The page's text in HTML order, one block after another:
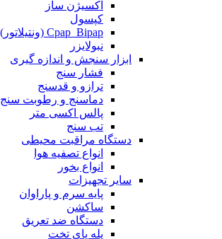
اکسیژن ساز
کپسول
Cpap_Bipap (ونتیلاتور)
نبولایزر
ابزار سنجش و اندازه گیری
فشار سنج
ترازو و قدسنج
دماسنج و رطوبت سنج
پالس اکسی متر
تب سنج
دستگاه مراقبت محیطی
انواع تصفیه هوا
انواع بخور
سایر تجهیزات
پایه سرم و پاراوان
ساکشن
دستگاه ضد تعریق
پله پای تخت